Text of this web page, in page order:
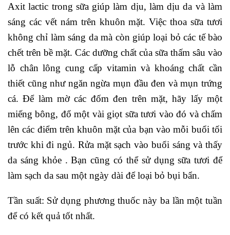
Axit lactic trong sữa giúp làm dịu, làm dịu da và làm
sáng các vết nám trên khuôn mặt. Việc thoa sữa tươi
không chỉ làm sáng da mà còn giúp loại bỏ các tế bào
chết trên bề mặt. Các dưỡng chất của sữa thấm sâu vào
lỗ chân lông cung cấp vitamin và khoáng chất cần
thiết cũng như ngăn ngừa mụn đầu đen và mụn trứng
cá. Để làm mờ các đốm đen trên mặt, hãy lấy một
miếng bông, đổ một vài giọt sữa tươi vào đó và chấm
lên các điểm trên khuôn mặt của bạn vào mỗi buổi tối
trước khi đi ngủ. Rửa mặt sạch vào buổi sáng và thấy
da sáng khỏe . Bạn cũng có thể sử dụng sữa tươi để
làm sạch da sau một ngày dài để loại bỏ bụi bẩn.
Tần suất: Sử dụng phương thuốc này ba lần một tuần
để có kết quả tốt nhất.